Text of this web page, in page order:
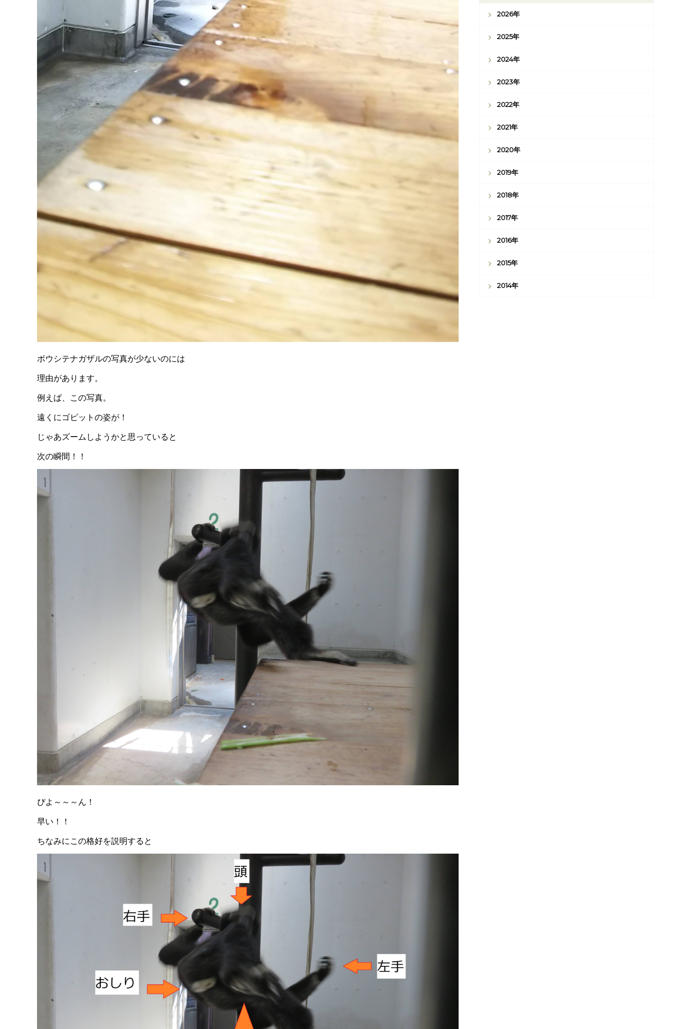
ボウシテナガザルの写真が少ないのには
理由があります。
例えば、この写真。
遠くにゴピットの姿が！
じゃあズームしようかと思っていると
次の瞬間！！
ぴよ～～～ん！
早い！！
ちなみにこの格好を説明すると
2026年
2025年
2024年
2023年
2022年
2021年
2020年
2019年
2018年
2017年
2016年
2015年
2014年